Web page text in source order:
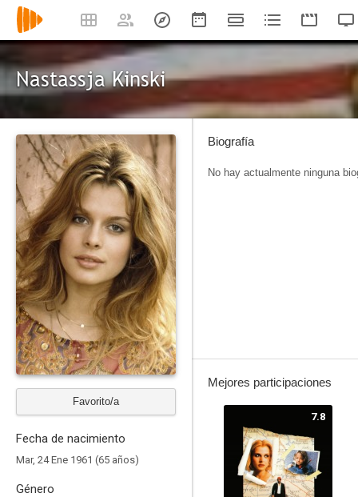
Nastassja Kinski
Favorito/a
Fecha de nacimiento
Mar, 24 Ene 1961 (65 años)
Género
Biografía
No hay actualmente ninguna
Mejores participaciones
7.8